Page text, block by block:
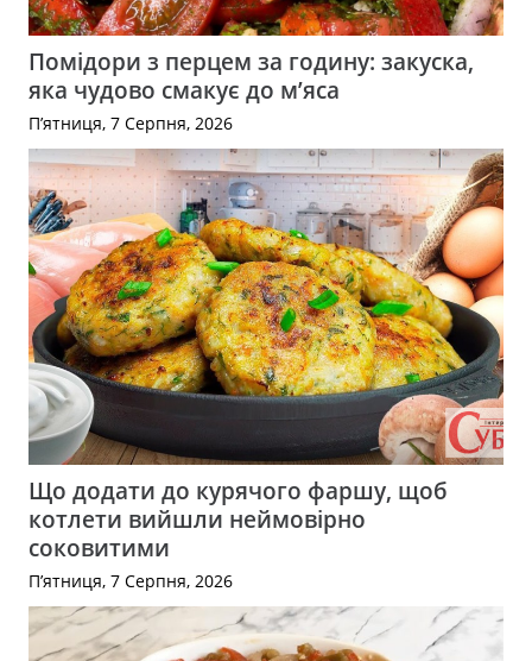
Помідори з перцем за годину: закуска,
яка чудово смакує до м’яса
П’ятниця, 7 Серпня, 2026
Що додати до курячого фаршу, щоб
котлети вийшли неймовірно
соковитими
П’ятниця, 7 Серпня, 2026